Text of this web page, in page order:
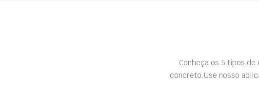
Conheça os 5 tipos
concreto.Use nosso